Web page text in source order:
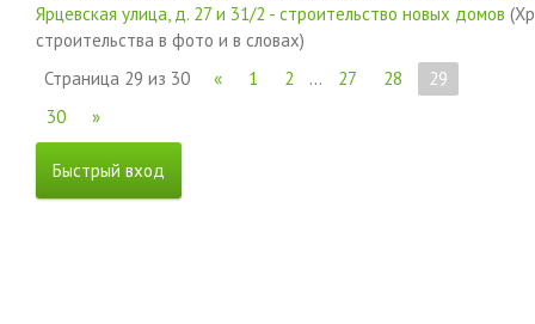
Ярцевская улица, д. 27 и 31/2 - строительство новых домов
строительства в фото и в словах)
Страница 29 из 30 « 1 2 … 27 28
29
30
»